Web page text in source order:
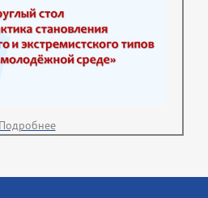
Подробнее